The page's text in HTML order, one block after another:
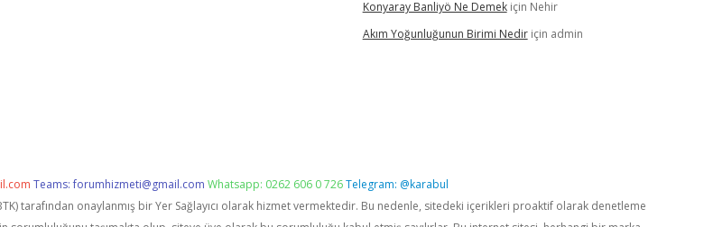
Konyaray Banliyö Ne Demekiçin Nehir
Akım Yoğunluğunun Birimi Nediriçin admin
Teams:forumhizmeti@gmail.com Whatsapp: 0262 606 0 726Telegram: @karabul
tarafından onaylanmış bir Yer Sağlayıcı olarak hizmet vermektedir. Bu nedenle, sitedeki içerikleri proaktif olarak denetleme